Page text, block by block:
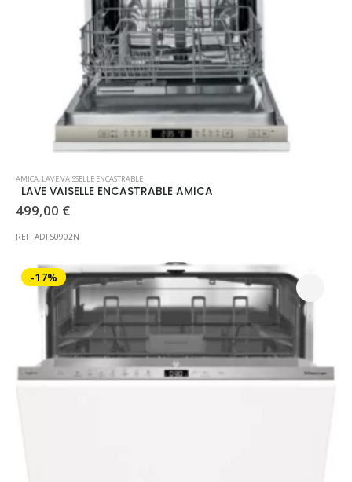
AMICA, LAVE VAISSELLE ENCASTRABLE
LAVE VAISELLE ENCASTRABLE AMICA
499,00 €
REF: ADFS0902N
-17%